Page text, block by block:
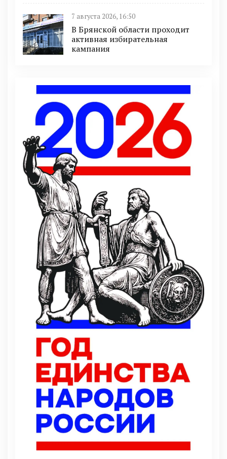
7 августа 2026, 16:50
В Брянской области проходит
активная избирательная
кампания